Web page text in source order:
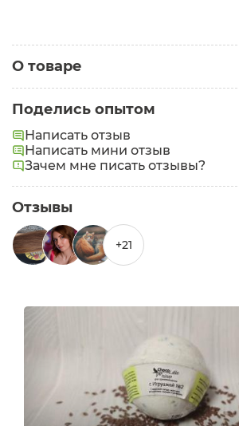
О товаре
Поделись опытом
Написать отзыв
Написать мини отзыв
Зачем мне писать отзывы?
Отзывы
+21